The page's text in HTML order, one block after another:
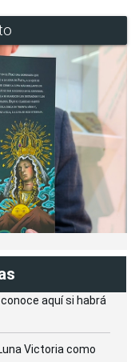
aquí si habrá
Victoria como